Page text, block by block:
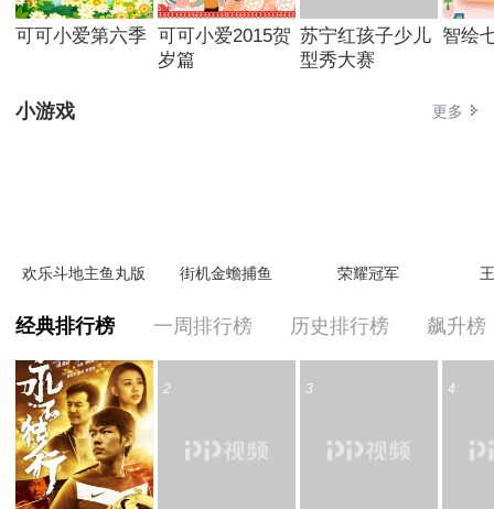
可可小爱第六季 可可小爱2015贺
岁篇
苏宁红孩子少儿
型秀大赛
智绘
小游戏 更多
欢乐斗地主鱼丸版 街机金蟾捕鱼 荣耀冠军
经典排行榜 一周排行榜 历史排行榜 飙升榜
1 2 3 4